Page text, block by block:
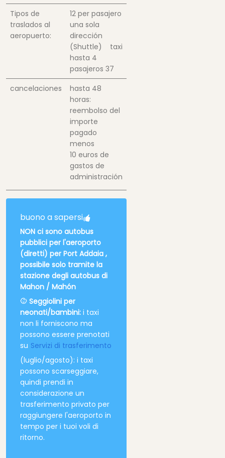
Tipos de
traslados al
aeropuerto:
12 per pasajero
una sola
dirección
(Shuttle) taxi
hasta 4
pasajeros 37
cancelaciones
hasta 48
horas:
reembolso del
importe
pagado
menos
10 euros de
gastos de
administración
buono a sapersi
NON ci sono autobus
pubblici per l'aeroporto
(diretti) per Port Addaia ,
possibile solo tramite la
stazione degli autobus di
Mahon / Mahón
Seggiolini per
neonati/bambini: i taxi
non li forniscono ma
possono essere prenotati
su Servizi di trasferimento
(luglio/agosto): i taxi
possono scarseggiare,
quindi prendi in
considerazione un
trasferimento privato per
raggiungere l'aeroporto in
tempo per i tuoi voli di
ritorno.